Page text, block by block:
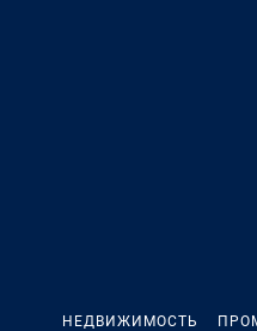
НЕДВИЖИМОСТЬ